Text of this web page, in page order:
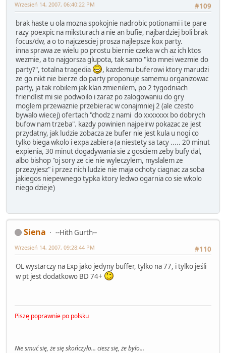
#109
Wrzesień 14, 2007, 06:40:22 PM
brak haste u ola mozna spokojnie nadrobic potionami i te pare
razy poexpic na miksturach a nie an bufie, najbardziej boli brak
focus/dw, a o to najczesciej prosza najlepsze kox party.
inna sprawa ze wielu po prostu biernie czeka w ch az ich ktos
wezmie, a to najgorsza glupota, tak samo "kto mnei wezmie do
party?", totalna tragedia
, kazdemu buferowi ktory marudzi
ze go nikt nie bierze do party proponuje samemu organizowac
party, ja tak robilem jak klan zmienilem, po 2 tygodniach
friendlist mi sie podwoilo i zaraz po zalogowaniu do gry
moglem przewaznie przebierac w conajmniej 2 (ale czesto
bywalo wiecej) ofertach "chodz z nami do xxxxxxx bo dobrych
bufow nam trzeba". kazdy powinien najpeirw pokazac ze jest
przydatny, jak ludzie zobacza ze bufer nie jest kula u nogi co
tylko biega wkolo i expa zabiera (a niestety sa tacy ..... 20 minut
expienia, 30 minut dogadywania sie z gosciem zeby bufy dal,
albo bishop "oj sory ze cie nie wyleczylem, myslalem ze
przezyjesz" i przez nich ludzie nie maja ochoty ciagnac za soba
jakiegos niepewnego typka ktory ledwo ogarnia co sie wkolo
niego dzieje)
Siena
--Hith Gurth--
#110
Wrzesień 14, 2007, 09:28:44 PM
OL wystarczy na Exp jako jedyny buffer, tylko na 77, i tylko jeśli
w pt jest dodatkowo BD 74+
Piszę poprawnie po polsku
Nie smuć się, że się skończyło... ciesz się, że było...